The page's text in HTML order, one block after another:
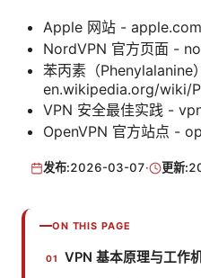
Apple 网站 - apple.com
NordVPN 官方页面 -
苯丙素（Phenylalanine
en.wikipedia.org/wiki/
VPN 安全最佳实践 -
OpenVPN 官方站点 -
发布:2026-03-07· 更新:
ON THIS PAGE
VPN 基本原理与工作